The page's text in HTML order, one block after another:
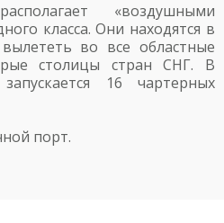
«воздушными
класса. Они находятся в
во все областные
столицы стран СНГ. В
16 чартерных
порт.